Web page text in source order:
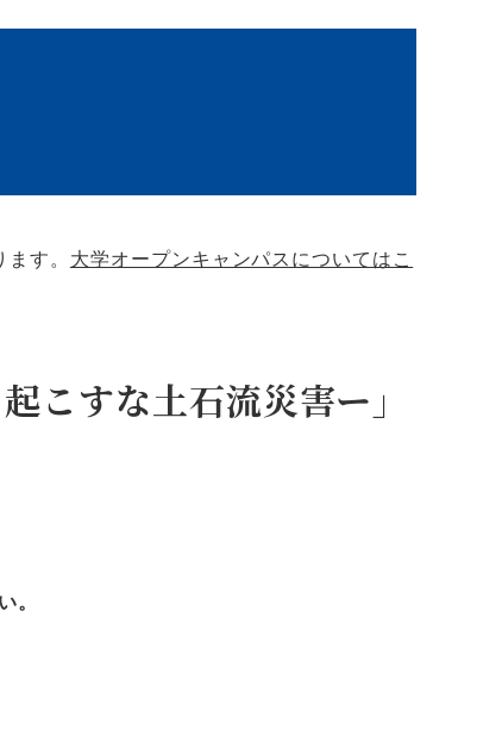
す。 大学オープンキャンパスについてはこ
こすな土石流災害ー」
。